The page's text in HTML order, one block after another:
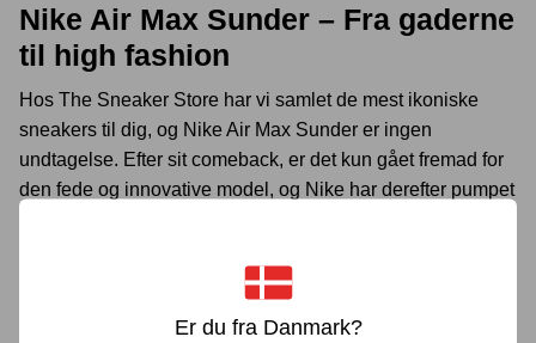
Er du fra Danmark?
Nike Air Max Sunder – Fra gaderne
til high fashion
Hos The Sneaker Store har vi samlet de mest ikoniske
sneakers til dig, og Nike Air Max Sunder er ingen
undtagelse. Efter sit comeback, er det kun gået fremad for
den fede og innovative model, og Nike har derefter pumpet
cementeret sin plads som en af de mest eftertragtede